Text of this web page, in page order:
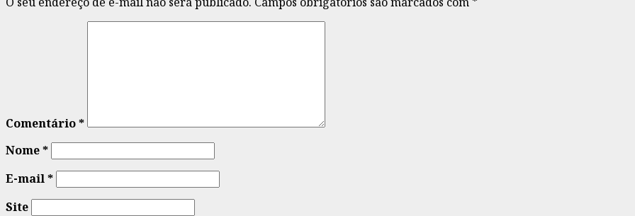
Comentário*
Nome*
E-mail*
Site